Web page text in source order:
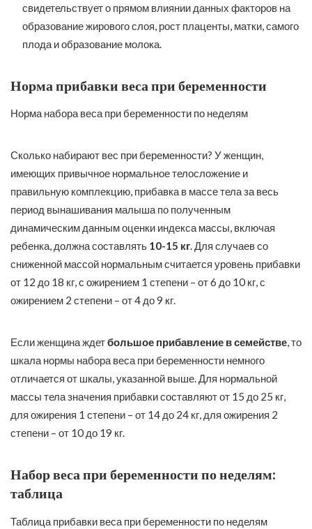
свидетельствует о прямом влиянии данных факторов на
образование жирового слоя, рост плаценты, матки, самого
плода и образование молока.
Норма прибавки веса при беременности
Норма набора веса при беременности по неделям
Сколько набирают вес при беременности? У женщин,
имеющих привычное нормальное телосложение и
правильную комплекцию, прибавка в массе тела за весь
период вынашивания малыша по полученным
динамическим данным оценки индекса массы, включая
ребенка, должна составлять 10-15 кг. Для случаев со
сниженной массой нормальным считается уровень прибавки
от 12 до 18 кг, с ожирением 1 степени – от 6 до 10 кг, с
ожирением 2 степени – от 4 до 9 кг.
Если женщина ждетбольшое прибавление в семействе, то
шкала нормы набора веса при беременности немного
отличается от шкалы, указанной выше. Для нормальной
массы тела значения прибавки составляют от 15 до 25 кг,
для ожирения 1 степени – от 14 до 24 кг, для ожирения 2
степени – от 10 до 19 кг.
Набор веса при беременности по неделям:
таблица
Таблица прибавки веса при беременности по неделям